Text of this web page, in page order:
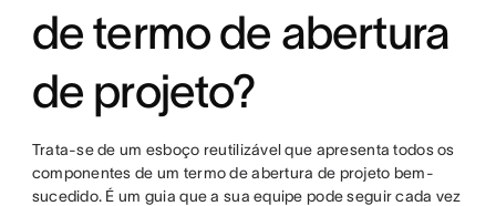
de termo de abertura
de projeto?
Trata-se de um esboço reutilizável que apresenta todos os
componentes de um termo de abertura de projeto bem-
sucedido. É um guia que a sua equipe pode seguir cada vez